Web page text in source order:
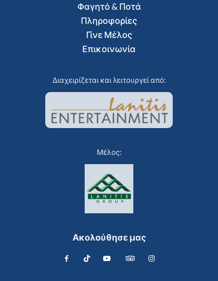
Φαγητό & Ποτά
Πληροφορίες
Γίνε Μέλος
Επικοινωνία
Διαχειρίζεται και λειτουργεί από:
Μέλος:
Ακολούθησε μας